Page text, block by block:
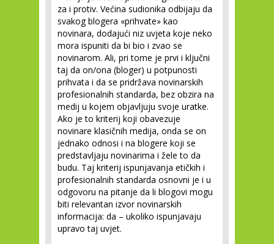
za i protiv. Većina sudionika odbijaju da
svakog blogera «prihvate» kao
novinara, dodajući niz uvjeta koje neko
mora ispuniti da bi bio i zvao se
novinarom. Ali, pri tome je prvi i ključni
taj da on/ona (bloger) u potpunosti
prihvata i da se pridržava novinarskih
profesionalnih standarda, bez obzira na
medij u kojem objavljuju svoje uratke.
Ako je to kriterij koji obavezuje
novinare klasičnih medija, onda se on
jednako odnosi i na blogere koji se
predstavljaju novinarima i žele to da
budu. Taj kriterij ispunjavanja etičkih i
profesionalnih standarda osnovni je i u
odgovoru na pitanje da li blogovi mogu
biti relevantan izvor novinarskih
informacija: da – ukoliko ispunjavaju
upravo taj uvjet.